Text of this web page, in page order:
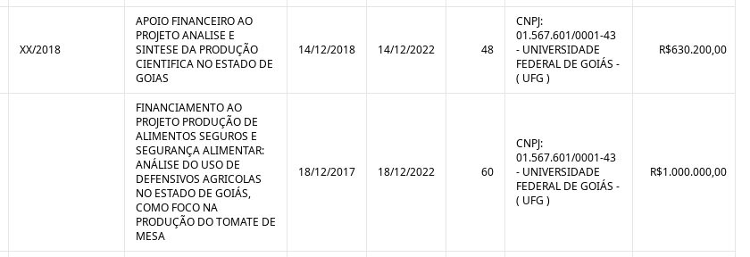
XX/2018
APOIO FINANCEIRO AO
PROJETO ANALISE E
SINTESE DA PRODUÇÃO
CIENTIFICA NO ESTADO DE
GOIAS
14/12/2018 14/12/2022 48
CNPJ:
01.567.601/0001-43
- UNIVERSIDADE
FEDERAL DE GOIÁS -
( UFG )
R$630.200,00
FINANCIAMENTO AO
PROJETO PRODUÇÃO DE
ALIMENTOS SEGUROS E
SEGURANÇA ALIMENTAR:
ANÁLISE DO USO DE
DEFENSIVOS AGRICOLAS
NO ESTADO DE GOIÁS,
COMO FOCO NA
PRODUÇÃO DO TOMATE DE
MESA
18/12/2017 18/12/2022 60
CNPJ:
01.567.601/0001-43
- UNIVERSIDADE
FEDERAL DE GOIÁS -
( UFG )
R$1.000.000,00